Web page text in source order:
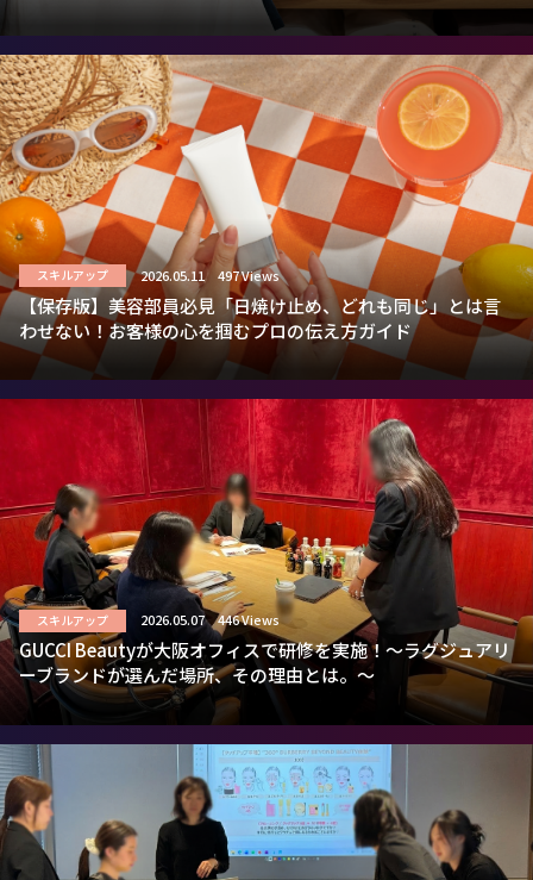
スキルアップ 2026.05.11 497 Views
【保存版】美容部員必見「日焼け止め、どれも同じ」とは言
わせない！お客様の心を掴むプロの伝え方ガイド
スキルアップ 2026.05.07 446 Views
GUCCI Beautyが大阪オフィスで研修を実施！～ラグジュアリ
ーブランドが選んだ場所、その理由とは。～